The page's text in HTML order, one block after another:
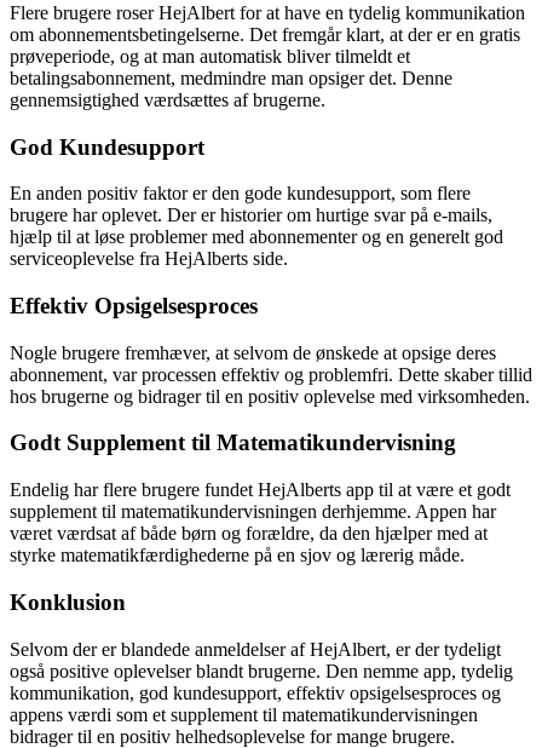
Flere brugere roser HejAlbert for at have en tydelig kommunikation
om abonnementsbetingelserne. Det fremgår klart, at der er en gratis
prøveperiode, og at man automatisk bliver tilmeldt et
betalingsabonnement, medmindre man opsiger det. Denne
gennemsigtighed værdsættes af brugerne.
God Kundesupport
En anden positiv faktor er den gode kundesupport, som flere
brugere har oplevet. Der er historier om hurtige svar på e-mails,
hjælp til at løse problemer med abonnementer og en generelt god
serviceoplevelse fra HejAlberts side.
Effektiv Opsigelsesproces
Nogle brugere fremhæver, at selvom de ønskede at opsige deres
abonnement, var processen effektiv og problemfri. Dette skaber tillid
hos brugerne og bidrager til en positiv oplevelse med virksomheden.
Godt Supplement til Matematikundervisning
Endelig har flere brugere fundet HejAlberts app til at være et godt
supplement til matematikundervisningen derhjemme. Appen har
været værdsat af både børn og forældre, da den hjælper med at
styrke matematikfærdighederne på en sjov og lærerig måde.
Konklusion
Selvom der er blandede anmeldelser af HejAlbert, er der tydeligt
også positive oplevelser blandt brugerne. Den nemme app, tydelig
kommunikation, god kundesupport, effektiv opsigelsesproces og
appens værdi som et supplement til matematikundervisningen
bidrager til en positiv helhedsoplevelse for mange brugere.